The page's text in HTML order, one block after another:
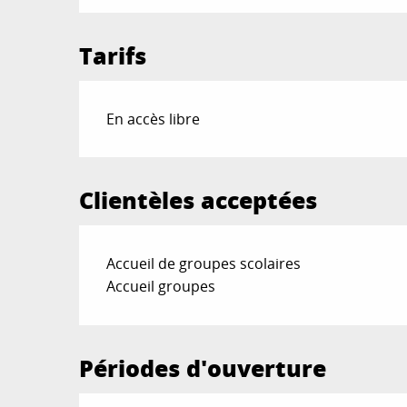
Tarifs
En accès libre
Clientèles acceptées
Accueil de groupes scolaires
Accueil groupes
Périodes d'ouverture